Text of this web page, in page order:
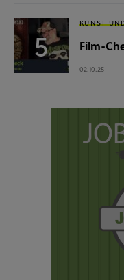
KUNST
Film-
02.10.25